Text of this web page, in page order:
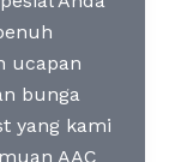
ucapan
bunga
yang kami
AAC